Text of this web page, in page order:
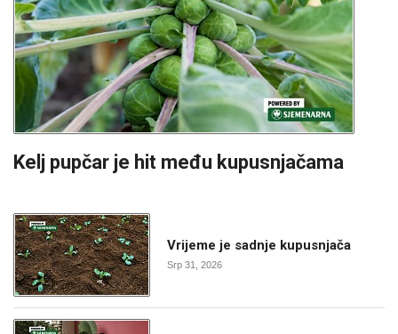
Kelj pupčar je hit među kupusnjačama
Vrijeme je sadnje kupusnjača
Srp 31, 2026